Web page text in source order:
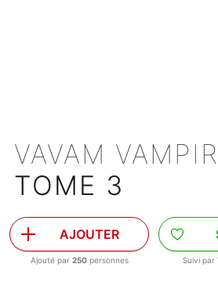
VAVAM
TOME 3
AJOUTER
Ajouté par 250personnes Suivi par